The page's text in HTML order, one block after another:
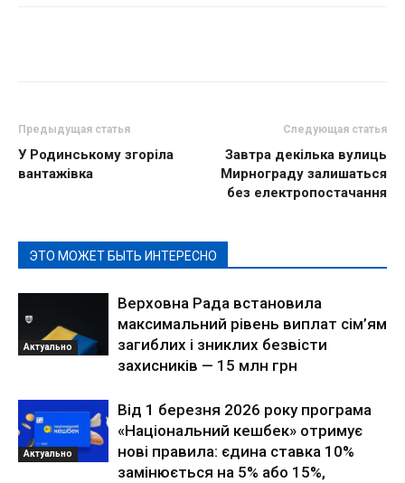
Предыдущая статья
У Родинському згоріла
вантажівка
Следующая статья
Завтра декілька вулиць
Мирнограду залишаться
без електропостачання
ЭТО МОЖЕТ БЫТЬ ИНТЕРЕСНО
Актуально
Верховна Рада встановила
максимальний рівень виплат сім’ям
загиблих і зниклих безвісти
захисників — 15 млн грн
Актуально
Від 1 березня 2026 року програма
«Національний кешбек» отримує
нові правила: єдина ставка 10%
замінюється на 5% або 15%,